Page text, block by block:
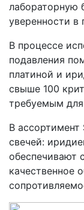
лабораторную
уверенности в
В процессе
подавления
платиной и
свыше 100
требуемым для
В ассортимент
свечей:
обеспечивают
качественное